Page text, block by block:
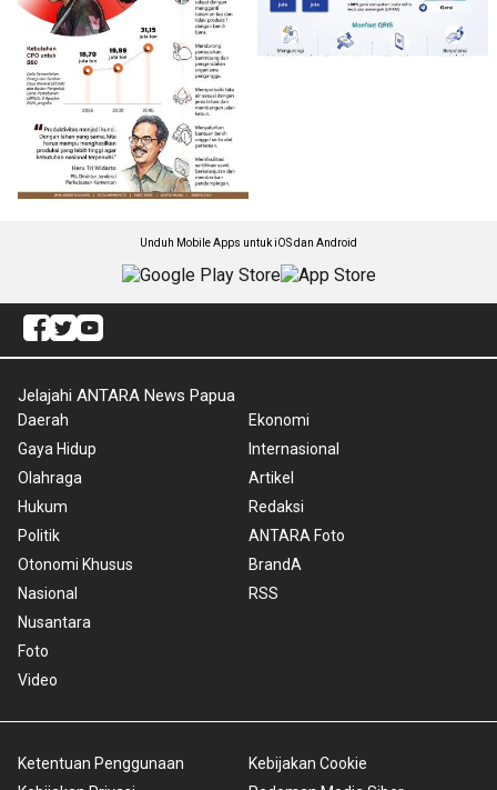
Unduh Mobile Apps untuk iOS dan Android
Jelajahi ANTARA News Papua
Daerah
Gaya Hidup
Olahraga
Hukum
Politik
Otonomi Khusus
Nasional
Nusantara
Foto
Video
Ekonomi
Internasional
Artikel
Redaksi
ANTARA Foto
BrandA
RSS
Ketentuan Penggunaan
Kebijakan Cookie